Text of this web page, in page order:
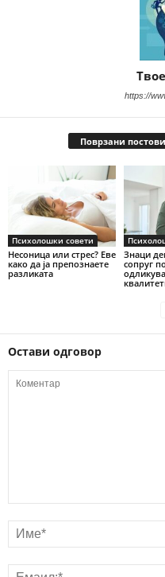
https://
Поврзани постови
Психолошки совети
Несоница или стрес? Еве
како да ја препознаете
разликата
Знаци
сопруг
Остави одговор